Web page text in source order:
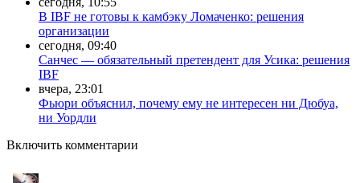
В IBF не готовы к камбэку Ломаченко: решения
организации
сегодня, 09:40
Санчес — обязательный претендент для Усика: решения
IBF
вчера, 23:01
Фьюри объяснил, почему ему не интересен ни Дюбуа,
ни Уордли
Включить комментарии